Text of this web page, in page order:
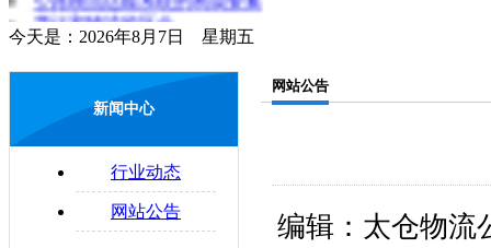
公路物流运输系统的构成要素
货运和物流的区分
物流管理制度是什么
易碎物品运输注意要点
物流与配送的区别
配送合理化
企业物流运输的法律问题
今天是：2026年8月7日 星期五
新闻中心
行业动态
网站公告
网站公告
编辑：太仓物